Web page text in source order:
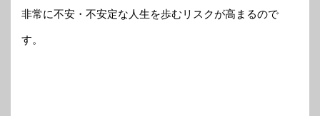
非常に不安・不安定な人生を歩むリスクが高まるので
す。